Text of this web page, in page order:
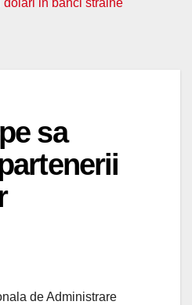
sa
de Administrare